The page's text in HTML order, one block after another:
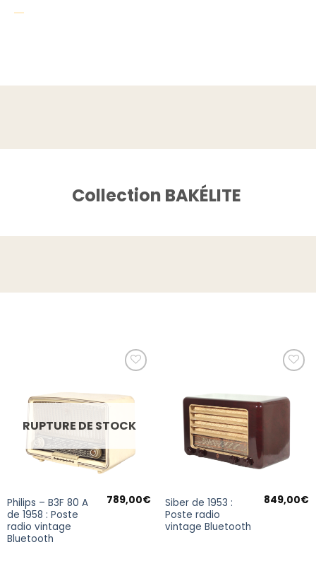
Collection BAKÉLITE
wishlist
RUPTURE DE STOCK
Philips – B3F 80 A
de 1958 : Poste
radio vintage
Bluetooth
789,00€
wishlist
Siber de 1953 :
Poste radio
vintage Bluetooth
849,00€